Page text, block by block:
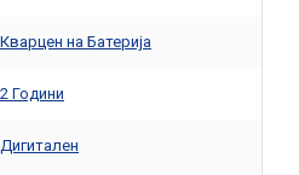
Кварцен на Батерија
2 Години
Дигитален